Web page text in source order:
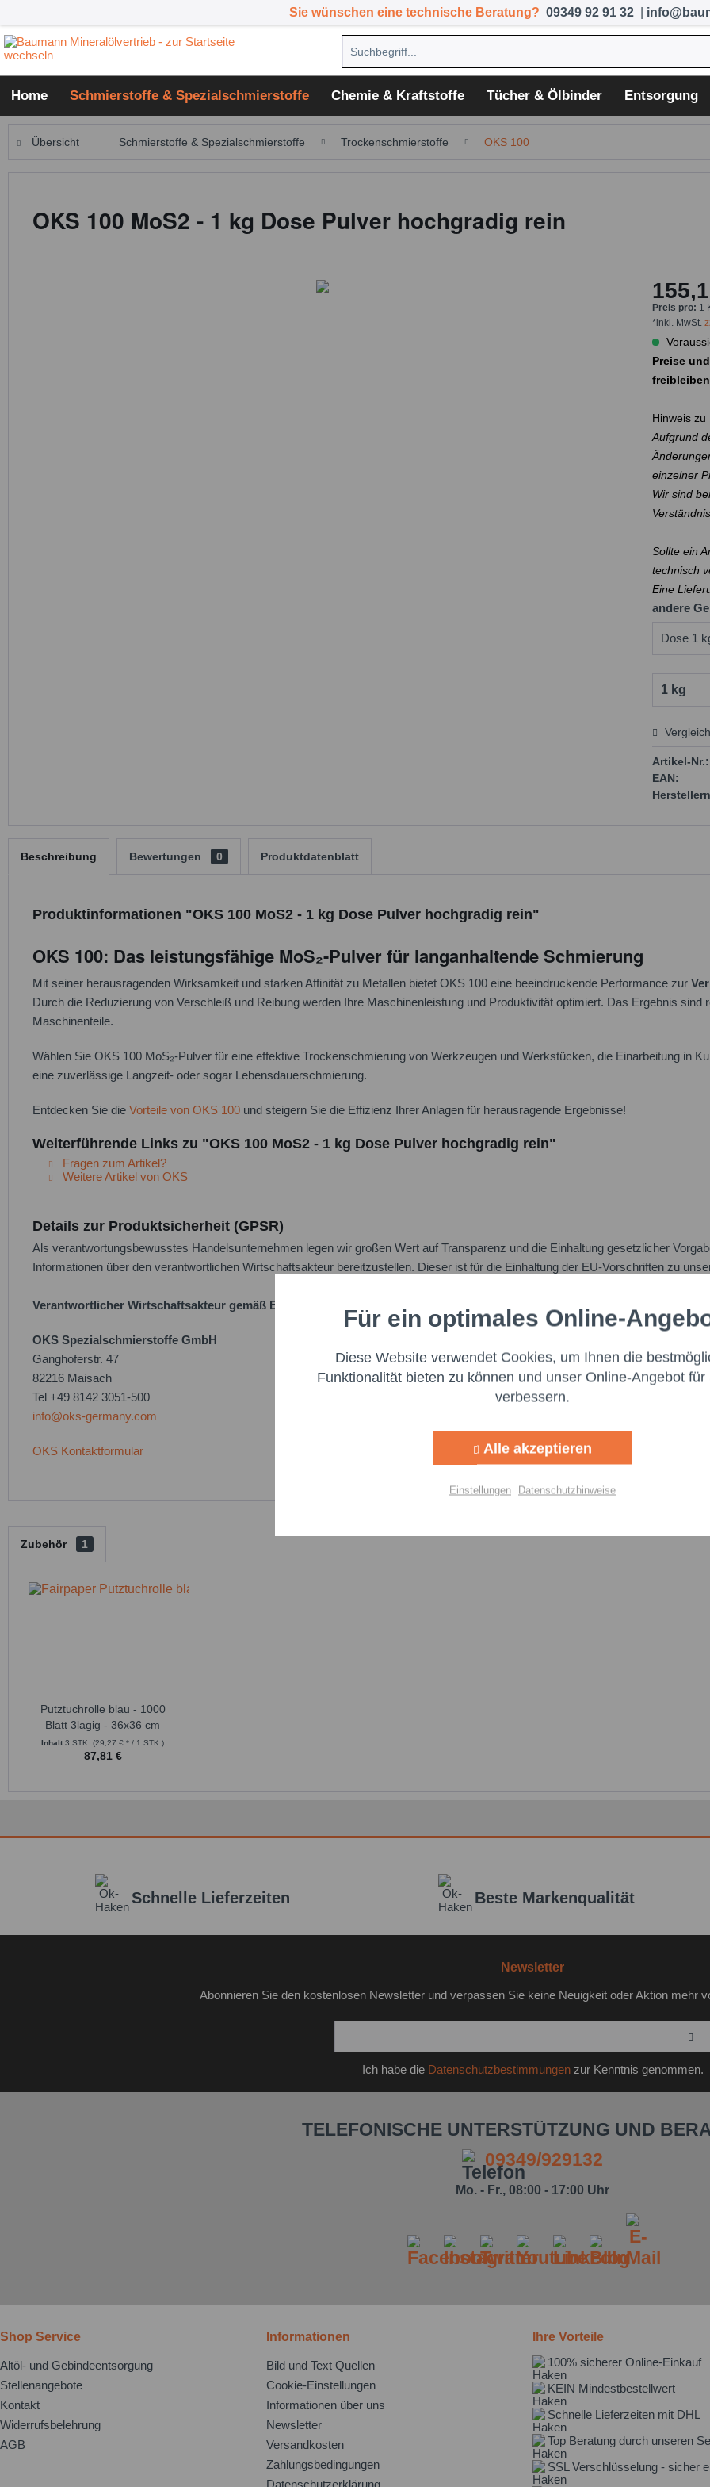
Sie wünschen eine technische Beratung? 09349 92 91 32
Home Schmierstoffe & Spezialschmierstoffe Chemie & Kraftstoffe Tücher & Ölbinder Entsorgung
Übersicht Schmierstoffe & Spezialschmierstoffe Trockenschmierstoffe OKS 100
OKS 100 MoS2 - 1 kg Dose Pulver hochgradig rein
Preis pro: 1
*inkl. MwSt.
Preise
Hinweis zu
Aufgrund
einzelner
Wir sind
Sollte ein
technisch
Eine
andere
Preis
Artikel-Nr.:
EAN:
Beschreibung Bewertungen 0 Produktdatenblatt
Produktinformationen "OKS 100 MoS2 - 1 kg Dose Pulver hochgradig rein"
OKS 100: Das leistungsfähige MoS₂-Pulver für langanhaltende Schmierung
Mit seiner herausragenden Wirksamkeit und starken Affinität zu Metallen bietet OKS 100 eine beeindruckende Performance zur
Durch die Reduzierung von Verschleiß und Reibung werden Ihre Maschinenleistung und Produktivität optimiert. Das Ergebnis sind
Maschinenteile.
Wählen Sie OKS 100 MoS₂-Pulver für eine effektive Trockenschmierung von Werkzeugen und Werkstücken, die Einarbeitung in
eine zuverlässige Langzeit- oder sogar Lebensdauerschmierung.
Entdecken Sie die Vorteile von OKS 100 und steigern Sie die Effizienz Ihrer Anlagen für herausragende Ergebnisse!
Weiterführende Links zu "OKS 100 MoS2 - 1 kg Dose Pulver hochgradig rein"
Fragen zum Artikel?
Weitere Artikel von OKS
Details zur Produktsicherheit (GPSR)
Als verantwortungsbewusstes Handelsunternehmen legen wir großen Wert auf Transparenz und die Einhaltung gesetzlicher
Informationen über den verantwortlichen Wirtschaftsakteur bereitzustellen. Dieser ist für die Einhaltung der EU-Vorschriften zu
Verantwortlicher Wirtschaftsakteur gemäß EU-Verordnung:
OKS Spezialschmierstoffe GmbH
Ganghoferstr. 47
82216 Maisach
Tel +49 8142 3051-500
info@oks-germany.com
OKS Kontaktformular
Zubehör 1
Putztuchrolle blau - 1000
Blatt 3lagig - 36x36 cm
Inhalt 3 STK. (29,27 € * / 1 STK.)
87,81 €
Schnelle Lieferzeiten Beste Markenqualität
Newsletter
Abonnieren Sie den kostenlosen Newsletter und verpassen Sie keine Neuigkeit oder Aktion mehr
Ich habe die Datenschutzbestimmungenzur Kenntnis genommen.
TELEFONISCHE UNTERSTÜTZUNG UND
09349/929132
Mo. - Fr., 08:00 - 17:00 Uhr
Shop Service
Altöl- und Gebindeentsorgung
Stellenangebote
Kontakt
Widerrufsbelehrung
AGB
Informationen
Bild und Text Quellen
Cookie-Einstellungen
Informationen über uns
Newsletter
Versandkosten
Zahlungsbedingungen
Datenschutzerklärung
Ihre Vorteile
100% sicherer Online-Einkauf
KEIN Mindestbestellwert
Schnelle Lieferzeiten mit DHL
Top Beratung durch unseren
SSL Verschlüsselung - sicher
Funktionale Aktiv
Marketing Aktiv
Für ein optimales Online-
Diese Website verwendet Cookies, um Ihnen die
Funktionalität bieten zu können und unser Online-Angebot für
verbessern.
Alle akzeptieren
Einstellungen Datenschutzhinweise